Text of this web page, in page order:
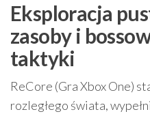
Eksploracja
zasoby i
taktyki
ReCore (Gra Xbox One)
rozległego świata,